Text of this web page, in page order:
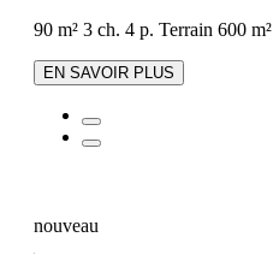
90 m² 3 ch. 4 p. Terrain 600 m²
EN SAVOIR PLUS
nouveau